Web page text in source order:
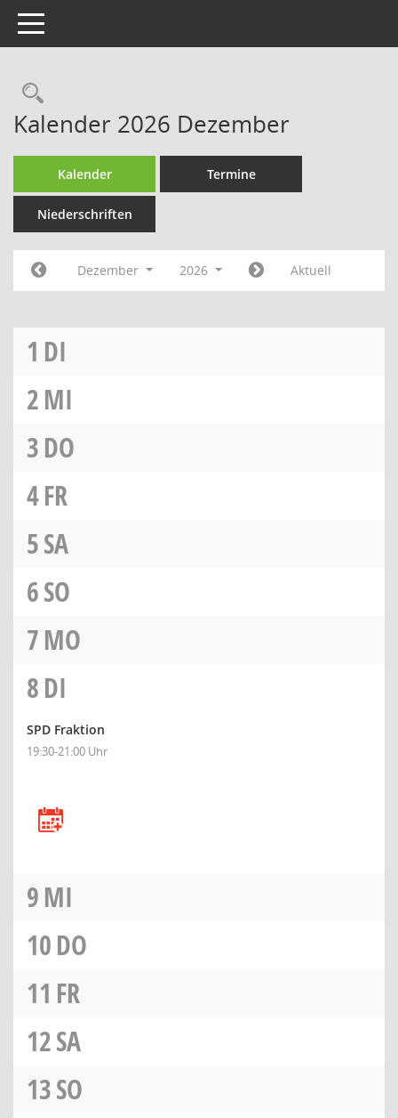
Toggle navigation
Rechercheauswahl
Kalender 2026 Dezember
Kalender Termine
Niederschriften
Dezember 2026 Aktuell
1 DI
2MI
3DO
4FR
5SA
6SO
7MO
8DI
SPD Fraktion
19:30-21:00 Uhr
9MI
10DO
11 FR
12SA
13SO